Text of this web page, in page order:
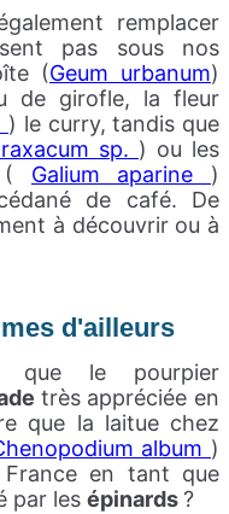
remplacer
pas sous nos
(Geum urbanum)
de girofle, la fleur
) le curry, tandis que
sp. ) ou les
( Galium aparine )
de café. De
à découvrir ou à
d'ailleurs
que le pourpier
très appréciée en
que la laitue chez
album )
en tant que
par les épinards?